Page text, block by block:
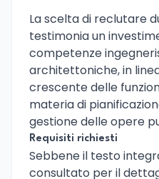
La scelta di reclutare
testimonia un
competenze
architettoniche, in
crescente delle
materia di
gestione delle opere
Requisiti richiesti
Sebbene il testo
consultato per il